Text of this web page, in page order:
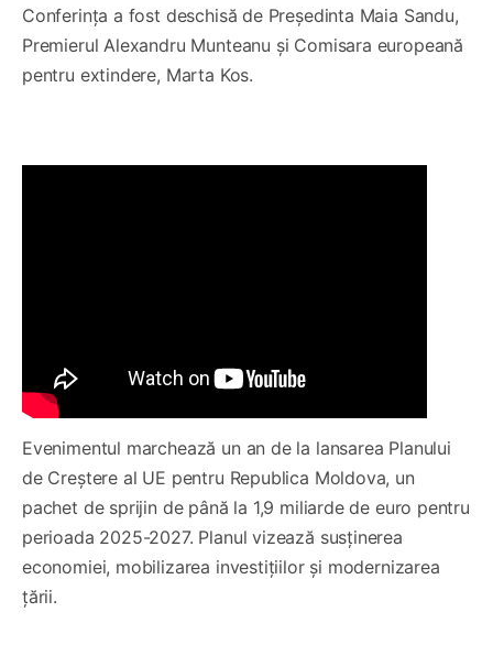
Conferința a fost deschisă de Președinta Maia Sandu,
Premierul Alexandru Munteanu și Comisara europeană
pentru extindere, Marta Kos.
Evenimentul marchează un an de la lansarea Planului
de Creștere al UE pentru Republica Moldova, un
pachet de sprijin de până la 1,9 miliarde de euro pentru
perioada 2025-2027. Planul vizează susținerea
economiei, mobilizarea investițiilor și modernizarea
țării.